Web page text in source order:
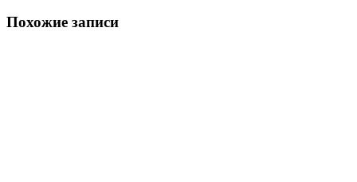
Похожие записи